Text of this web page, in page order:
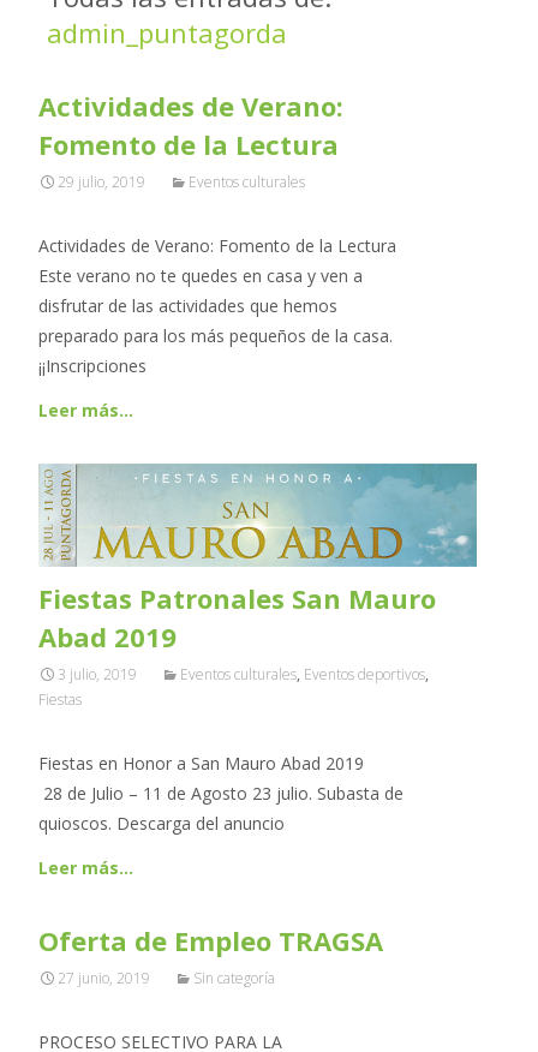
admin_puntagorda
Actividades de Verano:
Fomento de la Lectura
29 julio, 2019 Eventos culturales
Actividades de Verano: Fomento de la Lectura
Este verano no te quedes en casa y ven a
disfrutar de las actividades que hemos
preparado para los más pequeños de la casa.
¡¡Inscripciones
Leer más…
Fiestas Patronales San Mauro
Abad 2019
3 julio, 2019 Eventos culturales, Eventos deportivos,
Fiestas
Fiestas en Honor a San Mauro Abad 2019
28 de Julio – 11 de Agosto 23 julio. Subasta de
quioscos. Descarga del anuncio
Leer más…
Oferta de Empleo TRAGSA
27 junio, 2019 Sin categoría
PROCESO SELECTIVO PARA LA